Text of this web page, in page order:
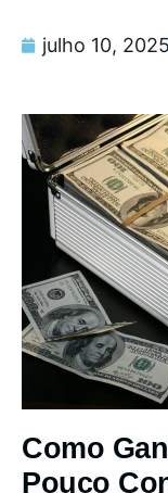
julho 10, 2025
Como
Pouco